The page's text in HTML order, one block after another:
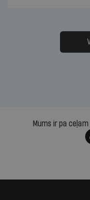
Mums ir pa